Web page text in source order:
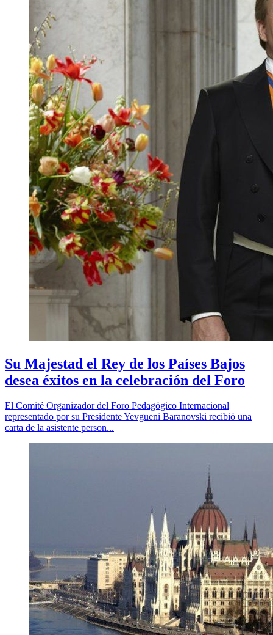
Su Majestad el Rey de los Países Bajos
desea éxitos en la celebración del Foro
El Comité Organizador del Foro Pedagógico Internacional
representado por su Presidente Yevgueni Baranovski recibió una
carta de la asistente person...